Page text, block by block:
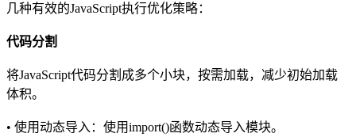
几种有效的JavaScript执行优化策略：
代码分割
将JavaScript代码分割成多个小块，按需加载，减少初始加载
体积。
• 使用动态导入：使用import()函数动态导入模块。